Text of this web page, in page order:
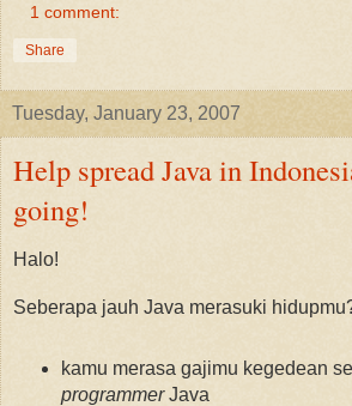
1 comment:
Share
Tuesday, January 23, 2007
Help spread Java in
going!
Halo!
Seberapa jauh Java merasuki
kamu merasa gajimu kegedean
programmerJava